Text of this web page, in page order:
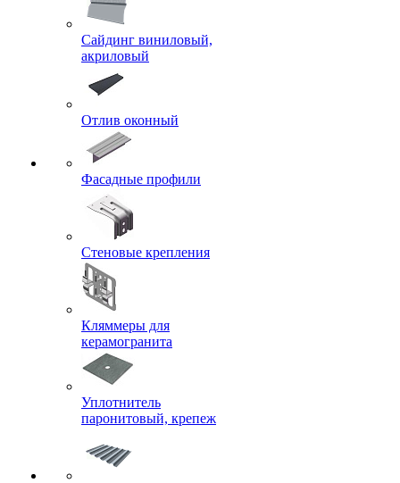
Сайдинг виниловый,
акриловый
Отлив оконный
Фасадные профили
Стеновые крепления
Кляммеры для
керамогранита
Уплотнитель
паронитовый, крепеж